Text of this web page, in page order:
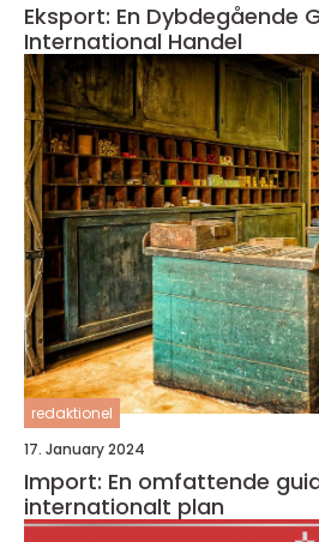
Eksport: En Dybdegående
International Handel
redaktionel
17. January 2024
Import: En omfattende
internationalt plan